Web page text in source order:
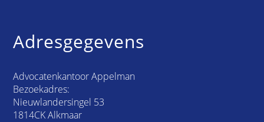
Adresgegevens
Advocatenkantoor Appelman
Bezoekadres:
Nieuwlandersingel 53
1814CK Alkmaar